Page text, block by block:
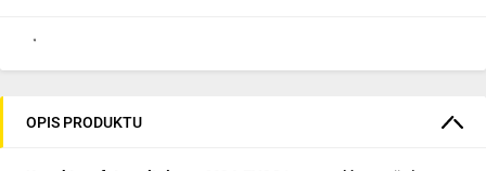
OPIS PRODUKTU